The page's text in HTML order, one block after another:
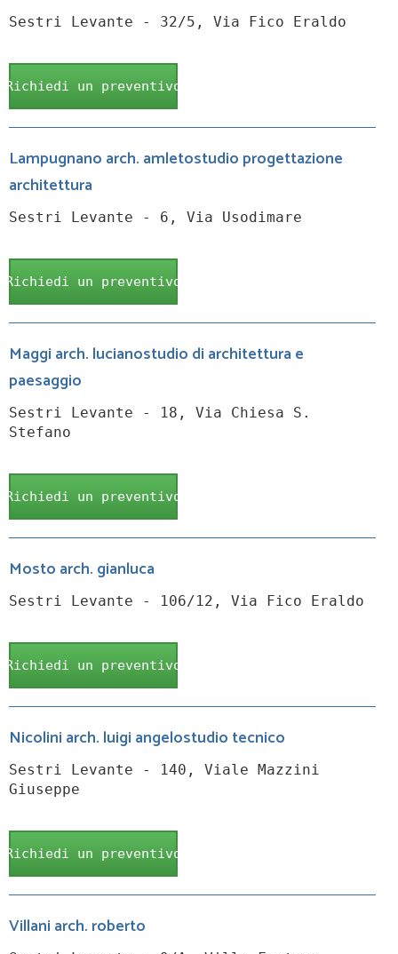
Sestri Levante - 32/5, Via Fico Eraldo
Richiedi un preventivo
Lampugnano arch. amletostudio progettazione
architettura
Sestri Levante - 6, Via Usodimare
Richiedi un preventivo
Maggi arch. lucianostudio di architettura e
paesaggio
Sestri Levante - 18, Via Chiesa S.
Stefano
Richiedi un preventivo
Mosto arch. gianluca
Sestri Levante - 106/12, Via Fico Eraldo
Richiedi un preventivo
Nicolini arch. luigi angelostudio tecnico
Sestri Levante - 140, Viale Mazzini
Giuseppe
Richiedi un preventivo
Villani arch. roberto